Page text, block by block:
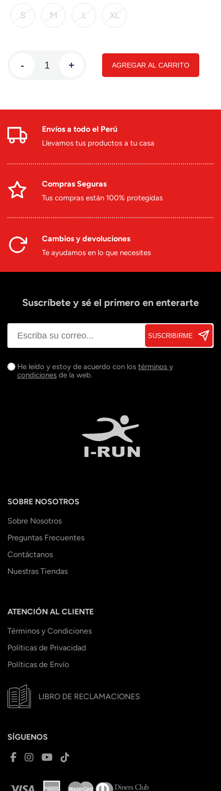
S M L XL
- + AGREGAR AL CARRITO
Envíos a todo el Perú
Llevamos tus productos a tu casa
Compras Seguras
Tus compras están 100% protegidas
Cambios y devoluciones
Te ayudamos en lo que necesites
Suscríbete y sé el primero en enterarte
SUSCRIBIRME
He leído y estoy de acuerdo con los términos y
condiciones de la web.
SOBRE NOSOTROS
Sobre Nosotros
Preguntas Frecuentes
Contáctanos
Nuestras Tiendas
ATENCIÓN AL CLIENTE
Términos y Condiciones
Políticas de Privacidad
Políticas de Envío
LIBRO DE RECLAMACIONES
SÍGUENOS